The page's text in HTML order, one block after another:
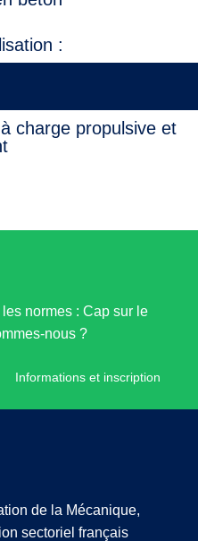
:
charge propulsive et
normes : Cap sur le
nous ?
Informations et inscription
de la Mécanique,
sectoriel français